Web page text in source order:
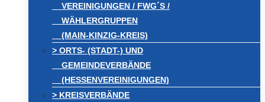
VEREINIGUNGEN / FWG´S /
WÄHLERGRUPPEN
(MAIN-KINZIG-KREIS)
> ORTS- (STADT-) UND
GEMEINDEVERBÄNDE
(HESSENVEREINIGUNGEN)
> KREISVERBÄNDE